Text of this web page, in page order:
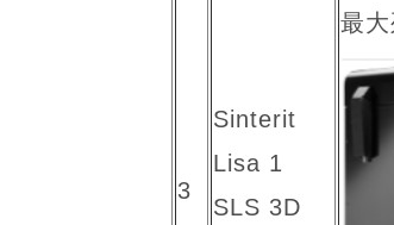
3
Sinterit
Lisa 1
SLS 3D
最